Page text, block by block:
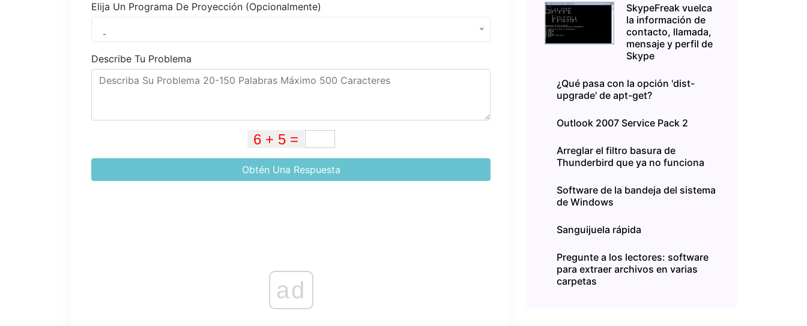
Elija Un Programa De Proyección (Opcionalmente)
-
Describe Tu Problema
Obtén Una Respuesta
ad
SkypeFreak vuelca
la información de
contacto, llamada,
mensaje y perfil de
Skype
¿Qué pasa con la opción 'dist-
upgrade' de apt-get?
Outlook 2007 Service Pack 2
Arreglar el filtro basura de
Thunderbird que ya no funciona
Software de la bandeja del sistema
de Windows
Sanguijuela rápida
Pregunte a los lectores: software
para extraer archivos en varias
carpetas